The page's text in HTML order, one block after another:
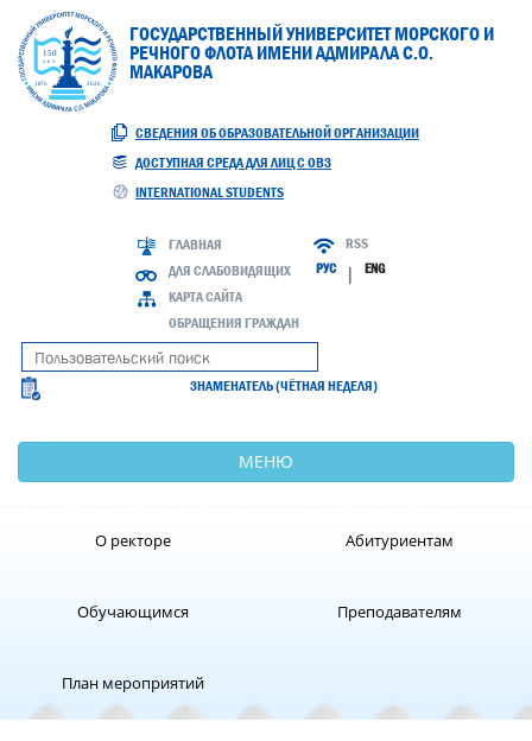
ГОСУДАРСТВЕННЫЙ УНИВЕРСИТЕТ МОРСКОГО И
РЕЧНОГО ФЛОТА ИМЕНИ АДМИРАЛА С.О.
МАКАРОВА
СВЕДЕНИЯ ОБ ОБРАЗОВАТЕЛЬНОЙ ОРГАНИЗАЦИИ
ДОСТУПНАЯ СРЕДА ДЛЯ ЛИЦ С ОВЗ
INTERNATIONAL STUDENTS
ГЛАВНАЯ
ДЛЯ СЛАБОВИДЯЩИХ
КАРТА САЙТА
ОБРАЩЕНИЯ ГРАЖДАН
RSS
РУС | ENG
ЗНАМЕНАТЕЛЬ (ЧЁТНАЯ НЕДЕЛЯ)
МЕНЮ
О ректоре Абитуриентам
Обучающимся Преподавателям
План мероприятий